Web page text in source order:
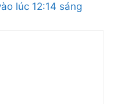
lúc 12:14 sáng